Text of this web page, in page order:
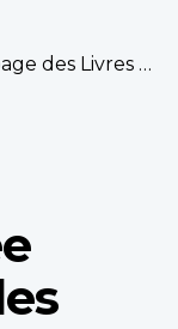
du Souvenir